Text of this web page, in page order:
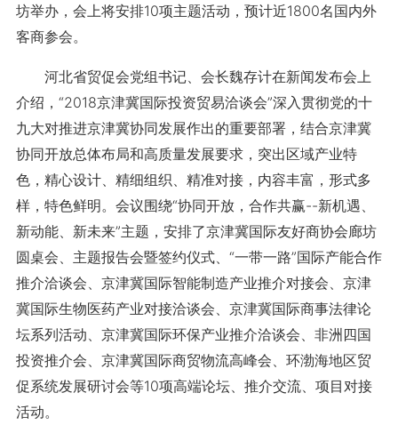
坊举办，会上将安排10项主题活动，预计近1800名国内外
客商参会。
河北省贸促会党组书记、会长魏存计在新闻发布会上
介绍，“2018京津冀国际投资贸易洽谈会”深入贯彻党的十
九大对推进京津冀协同发展作出的重要部署，结合京津冀
协同开放总体布局和高质量发展要求，突出区域产业特
色，精心设计、精细组织、精准对接，内容丰富，形式多
样，特色鲜明。会议围绕“协同开放，合作共赢--新机遇、
新动能、新未来”主题，安排了京津冀国际友好商协会廊坊
圆桌会、主题报告会暨签约仪式、“一带一路”国际产能合作
推介洽谈会、京津冀国际智能制造产业推介对接会、京津
冀国际生物医药产业对接洽谈会、京津冀国际商事法律论
坛系列活动、京津冀国际环保产业推介洽谈会、非洲四国
投资推介会、京津冀国际商贸物流高峰会、环渤海地区贸
促系统发展研讨会等10项高端论坛、推介交流、项目对接
活动。